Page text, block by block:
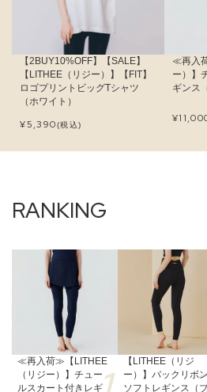
【2BUY10%OFF】【SALE】
【LITHEE（リジー）】【FIT】
ロゴプリントビッグTシャツ
（ホワイト）
¥5,390(税込)
≪再入
ー）】
ギンス
¥
≪再入荷≫【LITHEE
（リジー）】チュー
ルスカート付きレギ
【LITHEE（リジ
ー）】バックリボン
ソフトレギンス（